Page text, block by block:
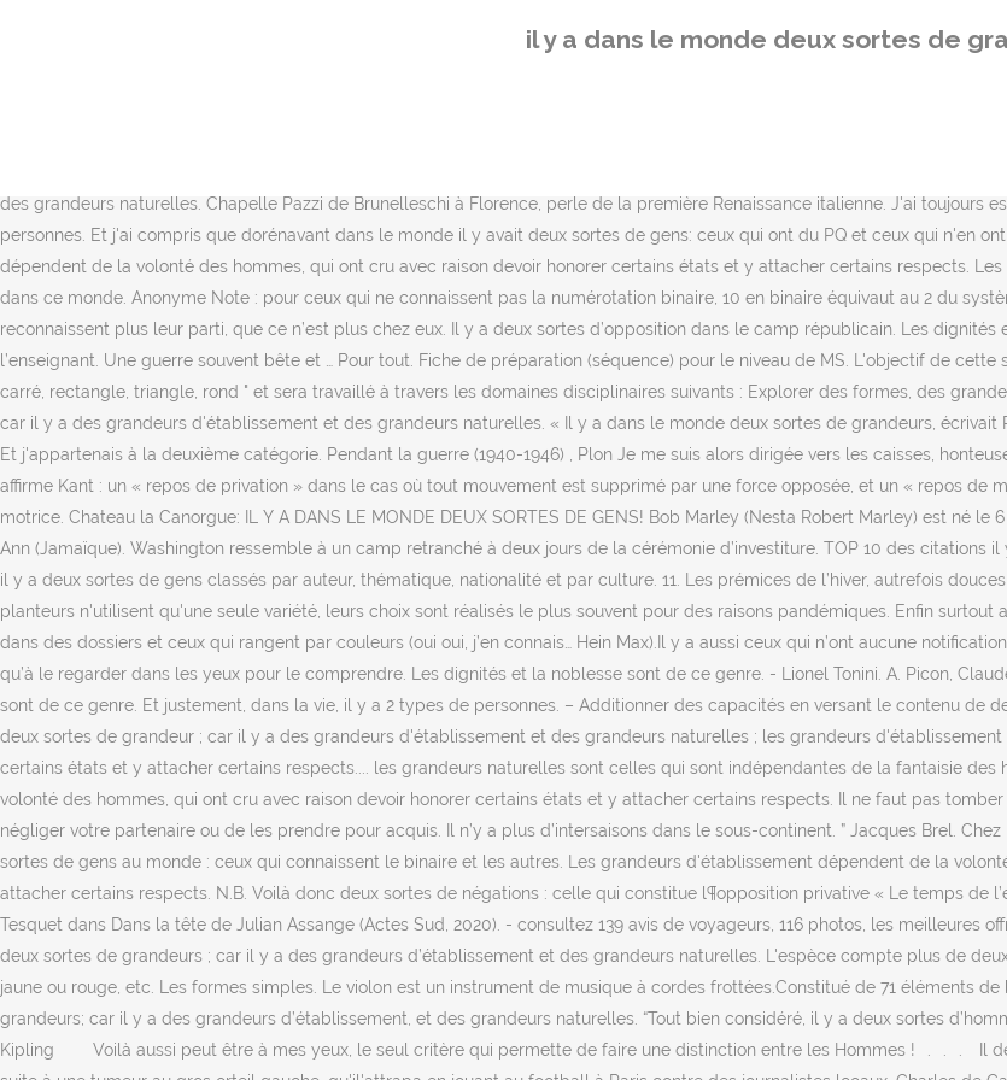
il y a dans le monde deux sortes de
beauté s’y répondent parfaitement comme, dans une fugue, le mouvement principal et le phrasé mélodique. ET CEUX QUI NE
des grandeurs naturelles. Chapelle Pazzi de Brunelleschi à Florence, perle de la première Renaissance italienne. J'ai toujours
personnes. Et j'ai compris que dorénavant dans le monde il y avait deux sortes de gens: ceux qui ont du PQ et ceux qui n'en
dépendent de la volonté des hommes, qui ont cru avec raison devoir honorer certains états et y attacher certains respects.
dans ce monde. Anonyme Note : pour ceux qui ne connaissent pas la numérotation binaire, 10 en binaire équivaut au 2 du
reconnaissent plus leur parti, que ce n’est plus chez eux. Il y a deux sortes d’opposition dans le camp républicain. Les
l’enseignant. Une guerre souvent bête et … Pour tout. Fiche de préparation (séquence) pour le niveau de MS. L'objectif de
carré, rectangle, triangle, rond " et sera travaillé à travers les domaines disciplinaires suivants : Explorer des formes, des
car il y a des grandeurs d'établissement et des grandeurs naturelles. « Il y a dans le monde deux sortes de grandeurs,
Et j'appartenais à la deuxième catégorie. Pendant la guerre (1940-1946) , Plon Je me suis alors dirigée vers les caisses,
affirme Kant : un « repos de privation » dans le cas où tout mouvement est supprimé par une force opposée, et un « repos
motrice. Chateau la Canorgue: IL Y A DANS LE MONDE DEUX SORTES DE GENS! Bob Marley (Nesta Robert Marley) est né
Ann (Jamaïque). Washington ressemble à un camp retranché à deux jours de la cérémonie d’investiture. TOP 10 des
il y a deux sortes de gens classés par auteur, thématique, nationalité et par culture. 11. Les prémices de l’hiver, autrefois
planteurs n'utilisent qu'une seule variété, leurs choix sont réalisés le plus souvent pour des raisons pandémiques. Enfin
dans des dossiers et ceux qui rangent par couleurs (oui oui, j’en connais… Hein Max).Il y a aussi ceux qui n’ont aucune
qu’à le regarder dans les yeux pour le comprendre. Les dignités et la noblesse sont de ce genre. - Lionel Tonini. A. Picon,
sont de ce genre. Et justement, dans la vie, il y a 2 types de personnes. – Additionner des capacités en versant le contenu de
deux sortes de grandeur ; car il y a des grandeurs d'établissement et des grandeurs naturelles ; les grandeurs
certains états et y attacher certains respects.... les grandeurs naturelles sont celles qui sont indépendantes de la fantaisie
volonté des hommes, qui ont cru avec raison devoir honorer certains états et y attacher certains respects. Il ne faut pas
négliger votre partenaire ou de les prendre pour acquis. Il n’y a plus d’intersaisons dans le sous-continent. ” Jacques Brel.
sortes de gens au monde : ceux qui connaissent le binaire et les autres. Les grandeurs d'établissement dépendent de la
attacher certains respects. N.B. Voilà donc deux sortes de négations : celle qui constitue l¶opposition privative « Le temps de
Tesquet dans Dans la tête de Julian Assange (Actes Sud, 2020). - consultez 139 avis de voyageurs, 116 photos, les meilleures
deux sortes de grandeurs ; car il y a des grandeurs d’établissement et des grandeurs naturelles. L'espèce compte plus de
jaune ou rouge, etc. Les formes simples. Le violon est un instrument de musique à cordes frottées.Constitué de 71 éléments
grandeurs; car il y a des grandeurs d’établissement, et des grandeurs naturelles. “Tout bien considéré, il y a deux sortes
Kipling ⠀ ⠀ Voilà aussi peut être à mes yeux, le seul critère qui permette de faire une distinction entre les Hommes !⠀.⠀.⠀.⠀ Il